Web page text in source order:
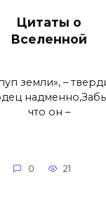
Цитаты о
Вселенной
земли», –
что он –
0 21